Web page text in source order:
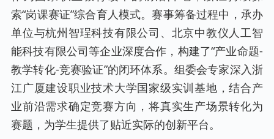
索“岗课赛证”综合育人模式。赛事筹备过程中，承办
单位与杭州智珵科技有限公司、北京中教仪人工智
能科技有限公司等企业深度合作，构建了“产业命题-
教学转化-竞赛验证”的闭环体系。组委会专家深入浙
江广厦建设职业技术大学国家级实训基地，结合产
业前沿需求确定竞赛方向，将真实生产场景转化为
赛题，为学生提供了贴近实际的创新平台。